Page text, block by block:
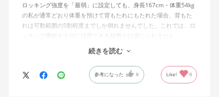
ロッキング強度を「最弱」に設定しても、身長167cm・体重54kg
の私が通常どおり体重を預けて背もたれにもたれた場合、背もた
れは可動範囲の5割程度までしか倒れませんでした。これでは、ロ
ッキング機能を十分に活用できる状態とは感じられません。
私は勤務先で約11年間、同シリーズのWizard2を使用していま
す。Wizard2にもロッキング強度調整機能が備わっており、最弱に
設定した場合は、通常どおり体重を預けることで背もたれは可動
続きを読む
参考になった 0 Like! 0